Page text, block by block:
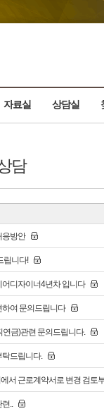
자료실 상담실
담
응방안
립니다!
어디자이너4년차 입니다
하여 문의드립니다
연금)관련 문의드립니다.
탁드립니다.
서 근로계약서로 변경 검토
..